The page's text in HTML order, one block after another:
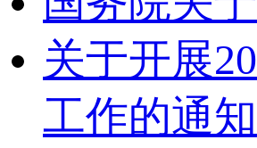
关于开展
工作的通知